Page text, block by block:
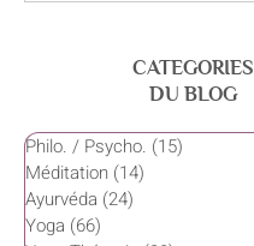
CATEGORIES
DU BLOG
Philo. / Psycho. (15)
Méditation (14)
Ayurvéda (24)
Yoga (66)